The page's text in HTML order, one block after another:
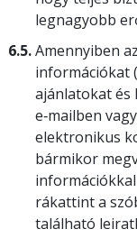
legnagyobb
6.5.Amennyiben
információkat
ajánlatokat és
e‑mailben
elektronikus
bármikor
rákattint a
található